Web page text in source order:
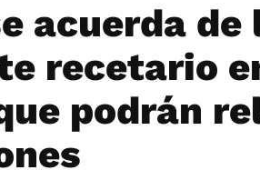
acuerda
recetario
podrán